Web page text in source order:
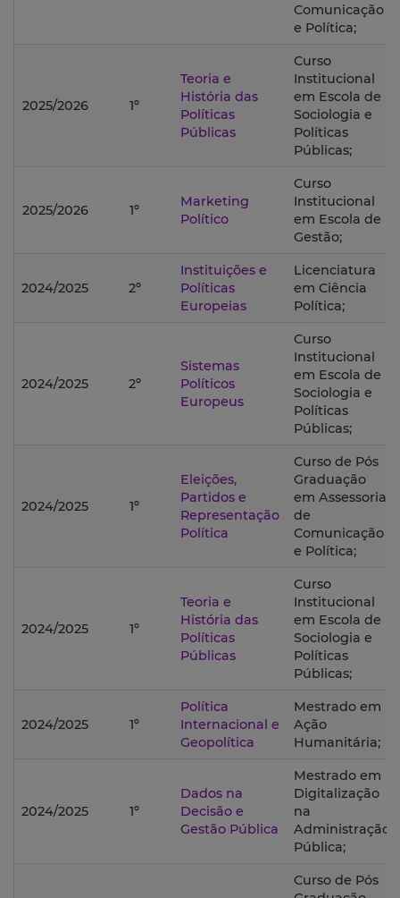
Comunicação
e Política;
2025/2026 1º
Teoria e
História das
Políticas
Públicas
Curso
Institucional
em Escola de
Sociologia e
Políticas
Públicas;
2025/2026 1º
Marketing
Político
Curso
Institucional
em Escola de
Gestão;
2024/2025 2º
Instituições e
Políticas
Europeias
Licenciatura
em Ciência
Política;
2024/2025 2º
Sistemas
Políticos
Europeus
Curso
Institucional
em Escola de
Sociologia e
Políticas
Públicas;
2024/2025 1º
Eleições,
Partidos e
Representação
Política
Curso de Pós
Graduação
em Assessoria
de
Comunicação
e Política;
2024/2025 1º
Teoria e
História das
Políticas
Públicas
Curso
Institucional
em Escola de
Sociologia e
Políticas
Públicas;
2024/2025 1º
Política
Internacional e
Geopolítica
Mestrado em
Ação
Humanitária;
2024/2025 1º
Dados na
Decisão e
Gestão Pública
Mestrado em
Digitalização
na
Administração
Pública;
Curso de Pós